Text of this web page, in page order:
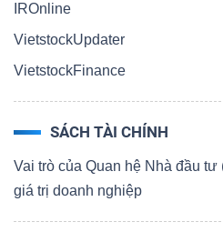
IROnline
VietstockUpdater
VietstockFinance
SÁCH TÀI CHÍNH
Vai trò của Quan hệ Nhà đầu tư
giá trị doanh nghiệp